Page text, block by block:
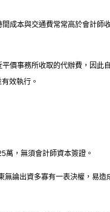
成本與交通費常常高於會計師
價事務所收取的代辦費，因此
效執行。
萬，無須會計師資本簽證。
無論出資多寡有一表決權，易造